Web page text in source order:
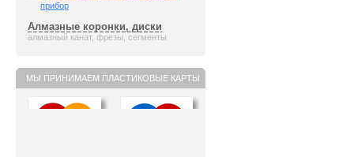
прибор
Алмазные коронки, диски
алмазный канат, фрезы, сегменты
МЫ ПРИНИМАЕМ ПЛАСТИКОВЫЕ КАРТЫ